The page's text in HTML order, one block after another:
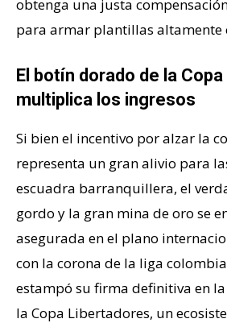
obtenga una justa
para armar plantillas altamente
El botín dorado de la
multiplica los ingresos
Si bien el incentivo por alzar la
representa un gran alivio para
escuadra barranquillera, el
gordo y la gran mina de oro se
asegurada en el plano
con la corona de la liga
estampó su firma definitiva en
la Copa Libertadores, un